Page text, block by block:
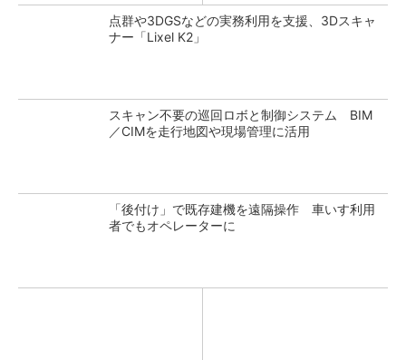
点群や3DGSなどの実務利用を支援、3Dスキャ
ナー「Lixel K2」
スキャン不要の巡回ロボと制御システム BIM
／CIMを走行地図や現場管理に活用
「後付け」で既存建機を遠隔操作 車いす利用
者でもオペレーターに